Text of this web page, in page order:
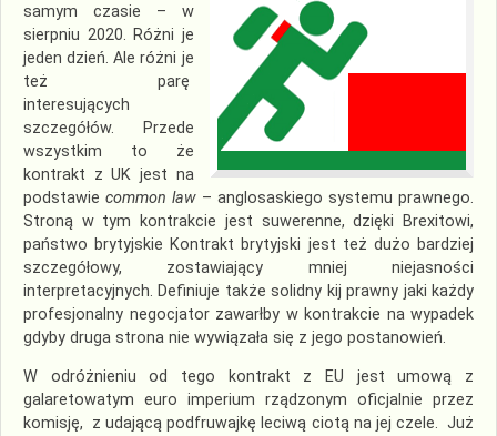
samym czasie – w
sierpniu 2020. Różni je
jeden dzień. Ale różni je
też parę
interesujących
szczegółów. Przede
wszystkim to że
kontrakt z UK jest na
podstawiecommon law– anglosaskiego systemu prawnego.
Stroną w tym kontrakcie jest suwerenne, dzięki Brexitowi,
państwo brytyjskie Kontrakt brytyjski jest też dużo bardziej
szczegółowy, zostawiający mniej niejasności
interpretacyjnych. Definiuje także solidny kij prawny jaki każdy
profesjonalny negocjator zawarłby w kontrakcie na wypadek
gdyby druga strona nie wywiązała się z jego postanowień.
W odróżnieniu od tego kontrakt z EU jest umową z
galaretowatym euro imperium rządzonym oficjalnie przez
komisję, z udającą podfruwajkę leciwą ciotą na jej czele. Już